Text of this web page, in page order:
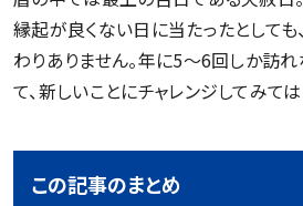
縁起が良くない日に当たったとして
わりありません。年に5〜6回しか訪
て、新しいことにチャレンジしてみて
この記事のまとめ